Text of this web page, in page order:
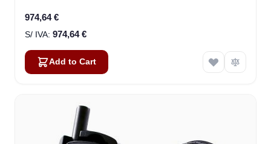
974,64 €
974,64 €
Add to Cart